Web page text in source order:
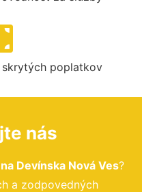
poplatkov
nás
Devínska Nová Ves?
a zodpovedných